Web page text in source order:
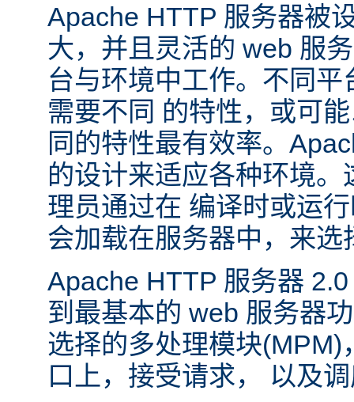
Apache HTTP 服务器被
大，并且灵活的 web 服
台与环境中工作。不同
需要不同 的特性，或可
同的特性最有效率。
的设计来适应各种环境
理员通过在 编译时或运
会加载在服务器中，来选
Apache HTTP 服务器
到最基本的 web 服务器
选择的多处理模块
口上，接受请求， 以及